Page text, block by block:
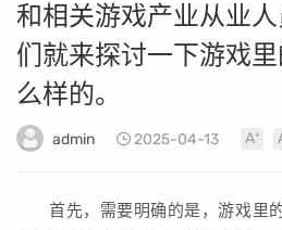
和相关游戏产业从业
们就来探讨一下游戏
么样的。
admin 2025-04-13
首先，需要明确的是，游戏里